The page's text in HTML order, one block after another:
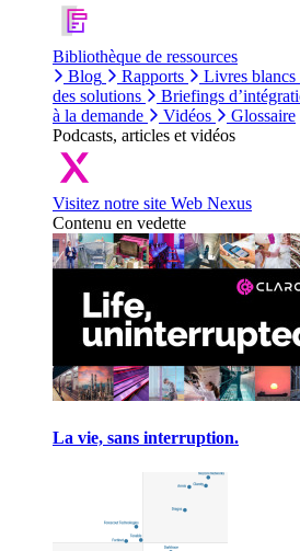
Bibliothèque de ressources
Blog
Rapports Livres blancs
des solutions
Briefings
à la demande
Vidéos
Glossaire
Podcasts, articles et vidéos
Visitez notre site Web Nexus
Contenu en vedette
La vie, sans interruption.